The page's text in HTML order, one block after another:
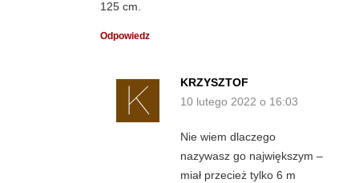
125 cm.
Odpowiedz
KRZYSZTOF
10 lutego 2022 o 16:03
Nie wiem dlaczego
nazywasz go największym –
miał przecież tylko 6 m